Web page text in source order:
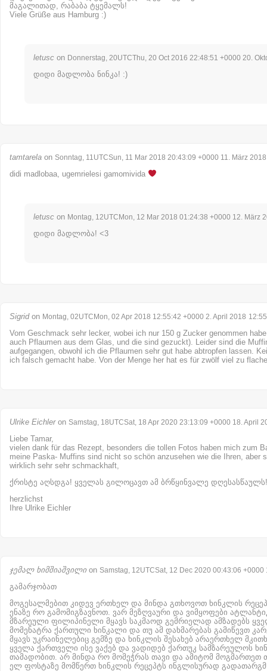
მაგალითად, რაბაბა ტყემალს!
Viele Grüße aus Hamburg :)
letusc on Donnerstag, 20UTCThu, 20 Oct 2016 22:48:51 +0000 20.
დიდი მადლობა ნინკა! :)
tamtarela on Sonntag, 11UTCSun, 11 Mar 2018 20:43:09 +0000 11. März 2018
didi madlobaa, ugemrielesi gamomivida
letusc on Montag, 12UTCMon, 12 Mar 2018 01:24:38 +0000 12. März
დიდი მადლობა! <3
Sigridon Montag, 02UTCMon, 02 Apr 2018 12:55:42 +0000 2. April 2018 12:55
Vom Geschmack sehr lecker, wobei ich nur 150 g Zucker genommen
auch Pflaumen aus dem Glas, und die sind gezuckt). Leider sind die
aufgegangen, obwohl ich die Pflaumen sehr gut habe abtropfen lassen.
ich falsch gemacht habe. Von der Menge her hat es für zwölf viel zu
Ulrike Eichleron Samstag, 18UTCSat, 18 Apr 2020 23:13:09 +0000 18. April
Liebe Tamar,
vielen dank für das Rezept, besonders die tollen Fotos haben mich zum
meine Paska- Muffins sind nicht so schön anzusehen wie die Ihren, aber
wirklich sehr sehr schmackhaft,
ქრისტე აღსდგა! ყველას გილოცავთ ამ ბრწყინვალე დღესასწაულს!
herzlichst
Ihre Ulrike Eichler
ჯემალ ხიმშიაშვილი on Samstag, 12UTCSat, 12 Dec 2020 00:43:06
გამარჯობათ
მოგესალმებით კიდევ ერთხელ და მინდა გთხოვოთ ხინკლის
ენაზე რო გამომიგზავნოთ. ვარ მეზღვაური და ვიმყოფები
მზარეული ფილიპინელი მყავს საკმაოდ გემრიელად ამზადებს
მომენატრა ქართული ხინკალი და თუ ამ დახმარებას გამიწევთ
მყავს უკრაინელებიც გემზე და ხინკლის შესახებ არაერთხელ
ყველა ქართველი ისე ვაქებ და ვადიდებ ქართუკ სამზარეულოს
თამადობით. არ მინდა რო მომეჭრას თავი და ამიტომ მოგმართეთ
ელ ფოსტაზე მომწერთ ხინკლის რეცეპტს ინგლისურად